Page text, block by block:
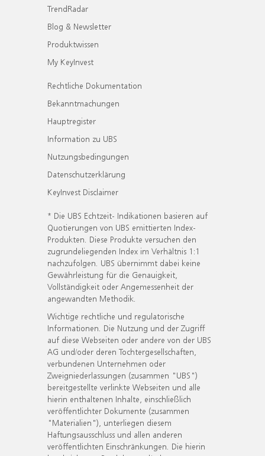
TrendRadar
Blog & Newsletter
Produktwissen
My KeyInvest
Rechtliche Dokumentation
Bekanntmachungen
Hauptregister
Information zu UBS
Nutzungsbedingungen
Datenschutzerklärung
KeyInvest Disclaimer
* Die UBS Echtzeit- Indikationen basieren auf
Quotierungen von UBS emittierten Index-
Produkten. Diese Produkte versuchen den
zugrundeliegenden Index im Verhältnis 1:1
nachzufolgen. UBS übernimmt dabei keine
Gewährleistung für die Genauigkeit,
Vollständigkeit oder Angemessenheit der
angewandten Methodik.
Wichtige rechtliche und regulatorische
Informationen. Die Nutzung und der Zugriff
auf diese Webseiten oder andere von der UBS
AG und/oder deren Tochtergesellschaften,
verbundenen Unternehmen oder
Zweigniederlassungen (zusammen "UBS")
bereitgestellte verlinkte Webseiten und alle
hierin enthaltenen Inhalte, einschließlich
veröffentlichter Dokumente (zusammen
"Materialien"), unterliegen diesem
Haftungsausschluss und allen anderen
veröffentlichten Einschränkungen. Die hierin